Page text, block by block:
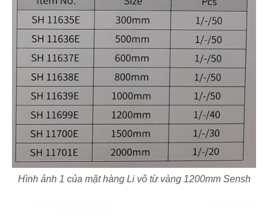
Hình ảnh 1 của mặt hàng Li vô từ vàng 1200mm Sensh